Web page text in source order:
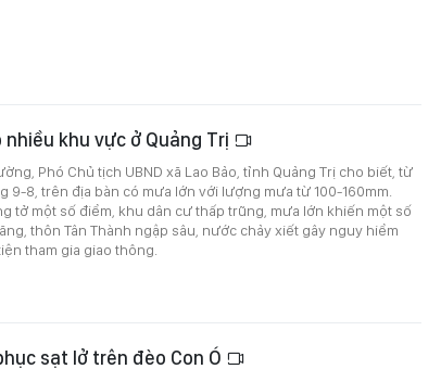
khu vực ở Quảng Trị
Phó Chủ tịch UBND xã Lao Bảo, tỉnh Quảng Trị cho biết, từ
9-8, trên địa bàn có mưa lớn với lượng mưa từ 100-160mm.
tở một số điểm, khu dân cư thấp trũng, mưa lớn khiến một số
thôn Tân Thành ngập sâu, nước chảy xiết gây nguy hiểm
tham gia giao thông.
sạt lở trên đèo Con Ó